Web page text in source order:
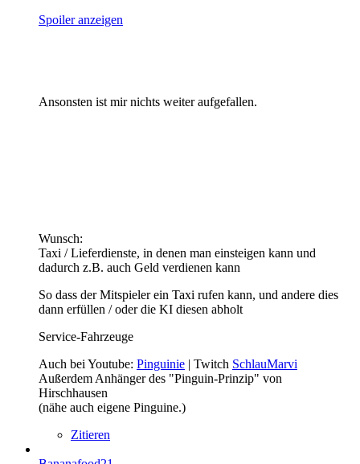
Spoiler anzeigen
Ansonsten ist mir nichts weiter aufgefallen.
Wunsch:
Taxi / Lieferdienste, in denen man einsteigen kann und
dadurch z.B. auch Geld verdienen kann
So dass der Mitspieler ein Taxi rufen kann, und andere dies
dann erfüllen / oder die KI diesen abholt
Service-Fahrzeuge
Auch bei Youtube: Pinguinie | Twitch SchlauMarvi
Außerdem Anhänger des "Pinguin-Prinzip" von
Hirschhausen
(nähe auch eigene Pinguine.)
Zitieren